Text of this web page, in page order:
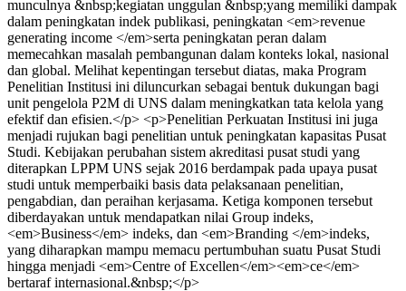
munculnya &nbsp;kegiatan unggulan &nbsp;yang memiliki dampak
dalam peningkatan indek publikasi, peningkatan <em>revenue
generating income </em>serta peningkatan peran dalam
memecahkan masalah pembangunan dalam konteks lokal, nasional
dan global. Melihat kepentingan tersebut diatas, maka Program
Penelitian Institusi ini diluncurkan sebagai bentuk dukungan bagi
unit pengelola P2M di UNS dalam meningkatkan tata kelola yang
efektif dan efisien.</p> <p>Penelitian Perkuatan Institusi ini juga
menjadi rujukan bagi penelitian untuk peningkatan kapasitas Pusat
Studi. Kebijakan perubahan sistem akreditasi pusat studi yang
diterapkan LPPM UNS sejak 2016 berdampak pada upaya pusat
studi untuk memperbaiki basis data pelaksanaan penelitian,
pengabdian, dan peraihan kerjasama. Ketiga komponen tersebut
diberdayakan untuk mendapatkan nilai Group indeks,
<em>Business</em> indeks, dan <em>Branding </em>indeks,
yang diharapkan mampu memacu pertumbuhan suatu Pusat Studi
hingga menjadi <em>Centre of Excellen</em><em>ce</em>
bertaraf internasional.&nbsp;</p>